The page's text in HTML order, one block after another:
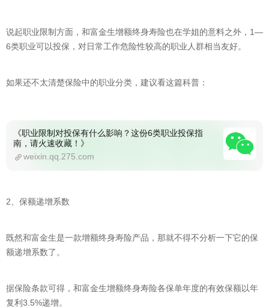
说起职业限制方面，和富金生增额终身寿险也在学姐的意料之外，1—
6类职业可以投保，对日常工作危险性较高的职业人群相当友好。
如果还不太清楚保险中的职业分类，建议看这篇科普：
《职业限制对投保有什么影响？这份6类职业投保指
南，请火速收藏！》
weixin.qq.275.com
2、保额递增系数
既然和富金生是一款增额终身寿险产品，那就不得不分析一下它的保
额递增系数了。
据保险条款可得，和富金生增额终身寿险各保单年度的有效保额以年
复利3.5%递增。